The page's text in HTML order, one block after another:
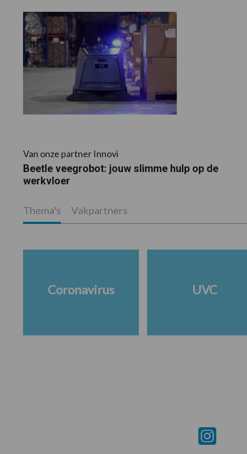
Van onze partner Innovi
Beetle veegrobot: jouw slimme hulp op de
werkvloer
Thema's Vakpartners
Coronavirus UVC